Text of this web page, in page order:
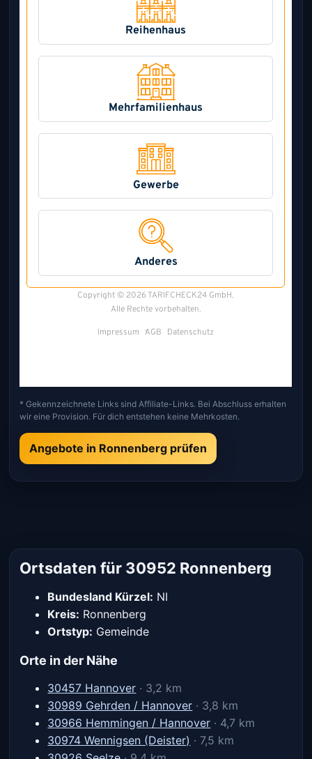
* Gekennzeichnete Links sind Affiliate-Links. Bei Abschluss erhalten
wir eine Provision. Für dich entstehen keine Mehrkosten.
Angebote in Ronnenberg prüfen
Ortsdaten für 30952 Ronnenberg
Bundesland Kürzel: NI
Kreis: Ronnenberg
Ortstyp: Gemeinde
Orte in der Nähe
30457 Hannover · 3,2 km
30989 Gehrden / Hannover · 3,8 km
30966 Hemmingen / Hannover · 4,7 km
30974 Wennigsen (Deister) · 7,5 km